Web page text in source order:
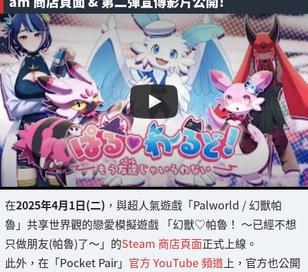
在2025年4月1日(二) ，與超人氣遊戲「Palworld / 幻獸帕
魯」共享世界觀的戀愛模擬遊戲 「幻獸♡帕魯！ ～已經不想
只做朋友(帕魯)了～」的Steam 商店頁面正式上線。
此外，在「Pocket Pair」 官方 YouTube 頻道 上，官方也公開